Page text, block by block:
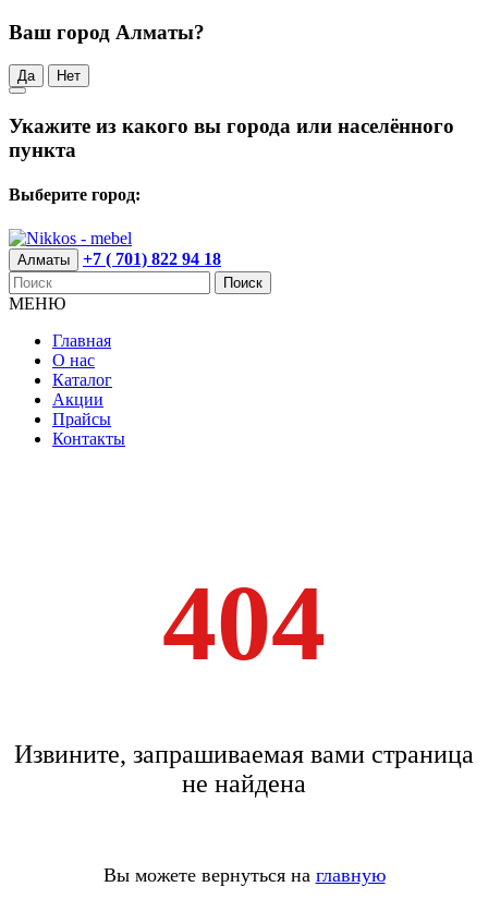
Ваш город Алматы?
Да Нет
Укажите из какого вы города или населённого
пункта
Выберите город:
Алматы +7 ( 701) 822 94 18
Поиск
МЕНЮ
Главная
О нас
Каталог
Акции
Прайсы
Контакты
404
Извините, запрашиваемая вами страница
не найдена
Вы можете вернуться на главную